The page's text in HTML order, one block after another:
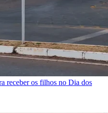
receber os filhos no Dia dos